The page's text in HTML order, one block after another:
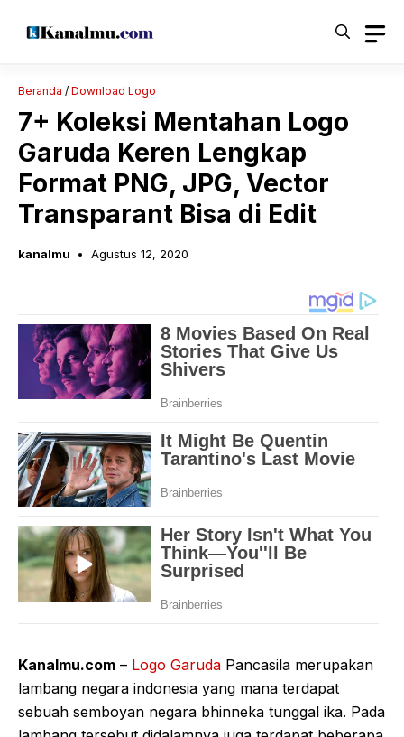
Beranda / Download Logo
7+ Koleksi Mentahan Logo
Garuda Keren Lengkap
Format PNG, JPG, Vector
Transparant Bisa di Edit
kanalmu Agustus 12, 2020
Kanalmu.com – Logo Garuda Pancasila merupakan
lambang negara indonesia yang mana terdapat
sebuah semboyan negara bhinneka tunggal ika. Pada